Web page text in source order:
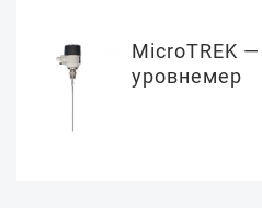
MicroTREK
уровнемер